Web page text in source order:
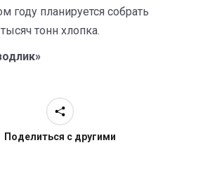
году планируется собрать
тонн хлопка.
Поделиться с другими